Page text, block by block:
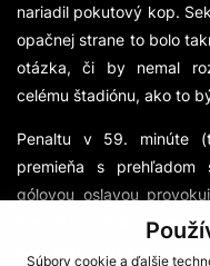
Súbory cookie a ďalšie
nariadil pokutový kop.
opačnej strane to bolo
otázka, či by nemal
celému štadiónu, ako to
Penaltu v 59. minúte
premieňa s prehľadom
gólovou oslavou
pobúril domáce
Palumets, ktorý sa